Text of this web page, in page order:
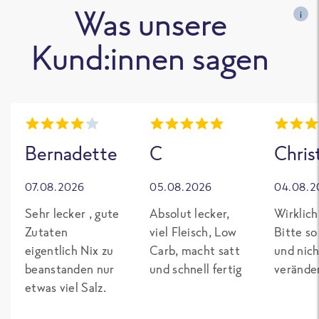
Was unsere
Kund:innen sagen
i
Bernadette
07.08.2026
Sehr lecker , gute
Zutaten
eigentlich Nix zu
beanstanden nur
etwas viel Salz.
C
05.08.2026
Absolut lecker,
viel Fleisch, Low
Carb, macht satt
und schnell fertig
Bitte so
und